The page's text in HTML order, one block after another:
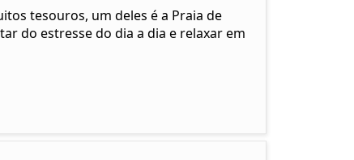
tesouros, um deles é a Praia de
do estresse do dia a dia e relaxar em